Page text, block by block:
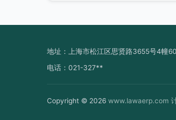
地址：上海市松江区思贤路3655号4幢
电话：021-327**
Copyright © 2026 www.lawaerp.com